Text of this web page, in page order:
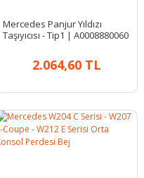
Mercedes Panjur Yıldızı
Taşıyıcısı - Tip1 | A0008880060
2.064,60 TL